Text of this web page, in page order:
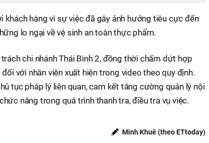
hàng vì sự việc đã gây ảnh hưởng tiêu cực đến
lo ngại về vệ sinh an toàn thực phẩm.
chi nhánh Thái Bình 2, đồng thời chấm dứt hợp
với nhân viên xuất hiện trong video theo quy định.
tục pháp lý liên quan, cam kết tăng cường quản lý nội
năng trong quá trình thanh tra, điều tra vụ việc.
Minh Khuê (theo ETtoday)